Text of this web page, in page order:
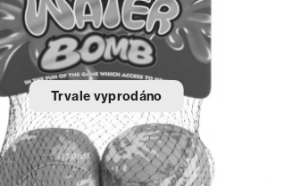
Trvale vyprodáno